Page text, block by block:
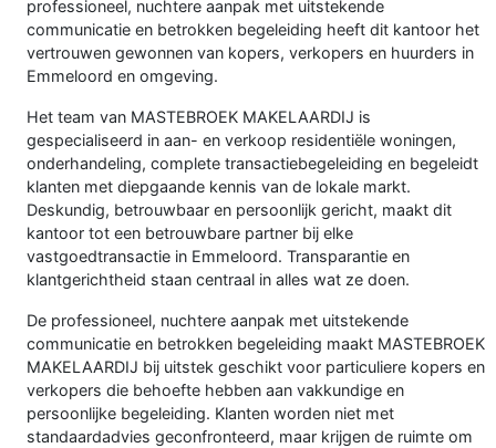
professioneel, nuchtere aanpak met uitstekende
communicatie en betrokken begeleiding heeft dit kantoor het
vertrouwen gewonnen van kopers, verkopers en huurders in
Emmeloord en omgeving.
Het team van MASTEBROEK MAKELAARDIJ is
gespecialiseerd in aan- en verkoop residentiële woningen,
onderhandeling, complete transactiebegeleiding en begeleidt
klanten met diepgaande kennis van de lokale markt.
Deskundig, betrouwbaar en persoonlijk gericht, maakt dit
kantoor tot een betrouwbare partner bij elke
vastgoedtransactie in Emmeloord. Transparantie en
klantgerichtheid staan centraal in alles wat ze doen.
De professioneel, nuchtere aanpak met uitstekende
communicatie en betrokken begeleiding maakt MASTEBROEK
MAKELAARDIJ bij uitstek geschikt voor particuliere kopers en
verkopers die behoefte hebben aan vakkundige en
persoonlijke begeleiding. Klanten worden niet met
standaardadvies geconfronteerd, maar krijgen de ruimte om